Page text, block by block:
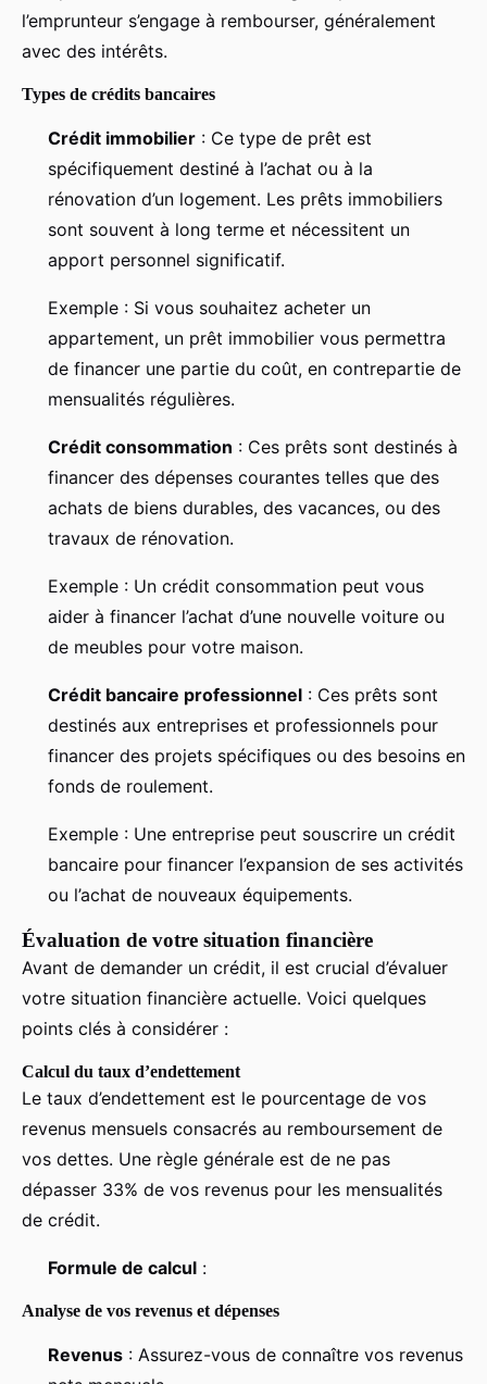
l’emprunteur s’engage à rembourser, généralement
avec des intérêts.
Types de crédits bancaires
Crédit immobilier : Ce type de prêt est
spécifiquement destiné à l’achat ou à la
rénovation d’un logement. Les prêts immobiliers
sont souvent à long terme et nécessitent un
apport personnel significatif.
Exemple : Si vous souhaitez acheter un
appartement, un prêt immobilier vous permettra
de financer une partie du coût, en contrepartie de
mensualités régulières.
Crédit consommation : Ces prêts sont destinés à
financer des dépenses courantes telles que des
achats de biens durables, des vacances, ou des
travaux de rénovation.
Exemple : Un crédit consommation peut vous
aider à financer l’achat d’une nouvelle voiture ou
de meubles pour votre maison.
Crédit bancaire professionnel : Ces prêts sont
destinés aux entreprises et professionnels pour
financer des projets spécifiques ou des besoins en
fonds de roulement.
Exemple : Une entreprise peut souscrire un crédit
bancaire pour financer l’expansion de ses activités
ou l’achat de nouveaux équipements.
Évaluation de votre situation financière
Avant de demander un crédit, il est crucial d’évaluer
votre situation financière actuelle. Voici quelques
points clés à considérer :
Calcul du taux d’endettement
Le taux d’endettement est le pourcentage de vos
revenus mensuels consacrés au remboursement de
vos dettes. Une règle générale est de ne pas
dépasser 33% de vos revenus pour les mensualités
de crédit.
Formule de calcul :
Analyse de vos revenus et dépenses
Revenus : Assurez-vous de connaître vos revenus